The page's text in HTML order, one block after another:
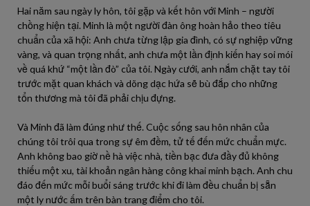
Hai năm sau ngày ly hôn, tôi gặp và kết hôn với Minh – người
chồng hiện tại. Minh là một người đàn ông hoàn hảo theo tiêu
chuẩn của xã hội: Anh chưa từng lập gia đình, có sự nghiệp vững
vàng, và quan trọng nhất, anh chưa một lần định kiến hay soi mói
về quá khứ “một lần đò” của tôi. Ngày cưới, anh nắm chặt tay tôi
trước mặt quan khách và dõng dạc hứa sẽ bù đắp cho những
tổn thương mà tôi đã phải chịu đựng.
Và Minh đã làm đúng như thế. Cuộc sống sau hôn nhân của
chúng tôi trôi qua trong sự êm đềm, tử tế đến mức chuẩn mực.
Anh không bao giờ nề hà việc nhà, tiền bạc đưa đầy đủ không
thiếu một xu, tài khoản ngân hàng công khai minh bạch. Anh chu
đáo đến mức mỗi buổi sáng trước khi đi làm đều chuẩn bị sẵn
một ly nước ấm trên bàn trang điểm cho tôi.